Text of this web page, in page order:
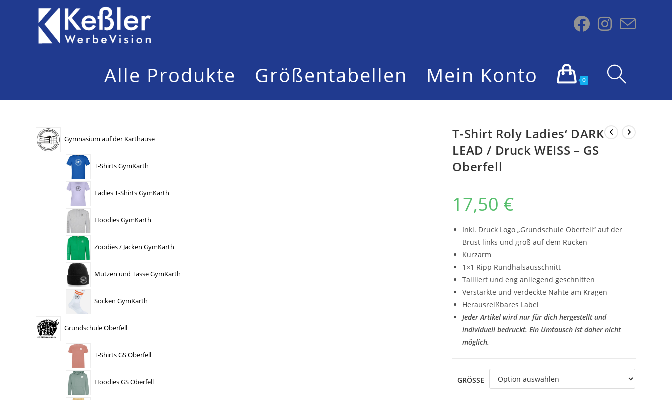
Alle Produkte Größentabellen Mein Konto 0
Website-
T-Shirt Roly Ladies‘ DARK
LEAD / Druck WEISS – GS
Oberfell
17,50 €
Inkl. Druck Logo „Grundschule Oberfell“ auf der
Brust links und groß auf dem Rücken
Kurzarm
1×1 Ripp Rundhalsausschnitt
Tailliert und eng anliegend geschnitten
Verstärkte und verdeckte Nähte am Kragen
Herausreißbares Label
Jeder Artikel wird nur für dich hergestellt und
individuell bedruckt. Ein Umtausch ist daher nicht
möglich.
GRÖSSE
Gymnasium auf der Karthause
T-Shirts GymKarth
Ladies T-Shirts GymKarth
Hoodies GymKarth
Zoodies / Jacken GymKarth
Mützen und Tasse GymKarth
Socken GymKarth
Grundschule Oberfell
T-Shirts GS Oberfell
Hoodies GS Oberfell